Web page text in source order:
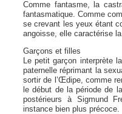
Comme fantasme, la
fantasmatique. Comme
se crevant les yeux étant
angoisse, elle caractérise
Garçons et filles
Le petit garçon interprète
paternelle réprimant la
sortir de l’Œdipe, comme
le début de la période de
postérieurs à Sigmund
instance bien plus précoce.